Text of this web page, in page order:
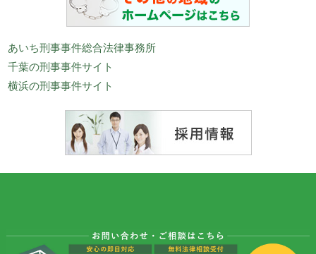
あいち刑事事件総合法律事務所
千葉の刑事事件サイト
横浜の刑事事件サイト